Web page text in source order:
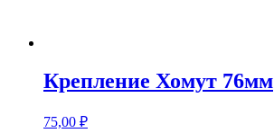
Крепление Хомут 76мм
75,00 ₽